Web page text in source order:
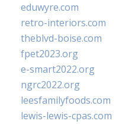
eduwyre.com
retro-interiors.com
theblvd-boise.com
fpet2023.org
e-smart2022.org
ngrc2022.org
leesfamilyfoods.com
lewis-lewis-cpas.com